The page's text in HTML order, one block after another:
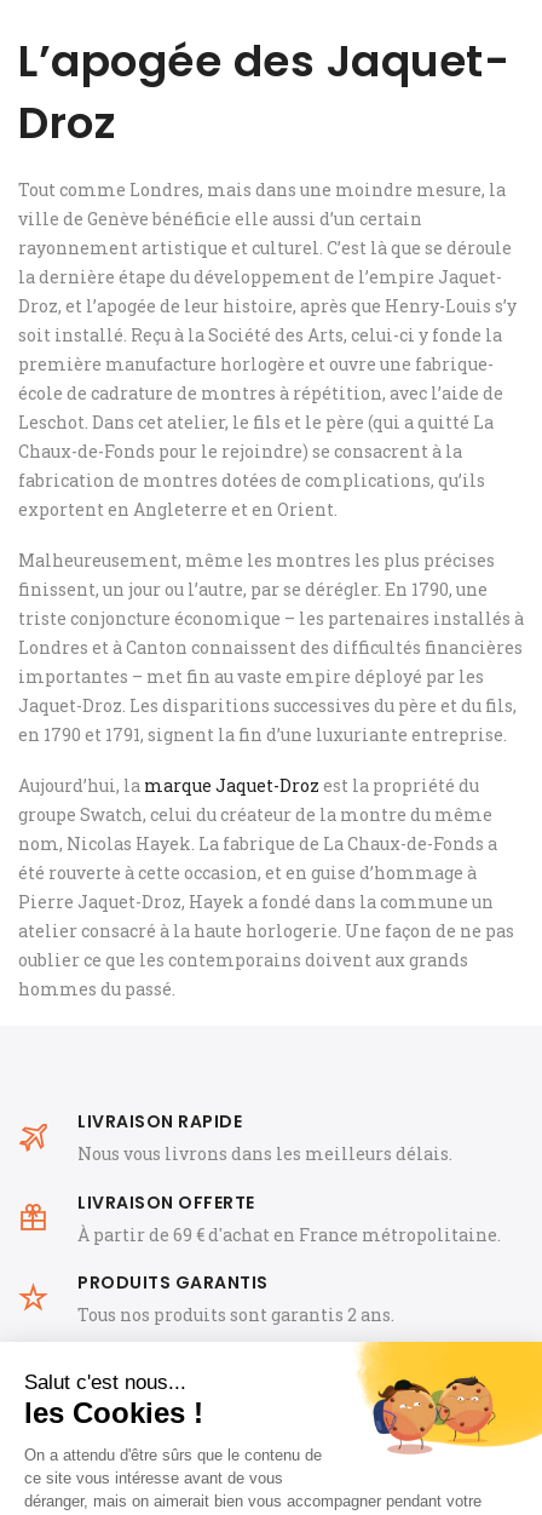
L’apogée des Jaquet-
Droz
Tout comme Londres, mais dans une moindre mesure, la
ville de Genève bénéficie elle aussi d’un certain
rayonnement artistique et culturel. C’est là que se déroule
la dernière étape du développement de l’empire Jaquet-
Droz, et l’apogée de leur histoire, après que Henry-Louis s’y
soit installé. Reçu à la Société des Arts, celui-ci y fonde la
première manufacture horlogère et ouvre une fabrique-
école de cadrature de montres à répétition, avec l’aide de
Leschot. Dans cet atelier, le fils et le père (qui a quitté La
Chaux-de-Fonds pour le rejoindre) se consacrent à la
fabrication de montres dotées de complications, qu’ils
exportent en Angleterre et en Orient.
Malheureusement, même les montres les plus précises
finissent, un jour ou l’autre, par se dérégler. En 1790, une
triste conjoncture économique – les partenaires installés à
Londres et à Canton connaissent des difficultés financières
importantes – met fin au vaste empire déployé par les
Jaquet-Droz. Les disparitions successives du père et du fils,
en 1790 et 1791, signent la fin d’une luxuriante entreprise.
Aujourd’hui, la marque Jaquet-Droz est la propriété du
groupe Swatch, celui du créateur de la montre du même
nom, Nicolas Hayek. La fabrique de La Chaux-de-Fonds a
été rouverte à cette occasion, et en guise d’hommage à
Pierre Jaquet-Droz, Hayek a fondé dans la commune un
atelier consacré à la haute horlogerie. Une façon de ne pas
oublier ce que les contemporains doivent aux grands
hommes du passé.
LIVRAISON RAPIDE
Nous vous livrons dans les meilleurs délais.
LIVRAISON OFFERTE
À partir de 69 € d'achat en France métropolitaine.
PRODUITS GARANTIS
Tous nos produits sont garantis 2 ans.